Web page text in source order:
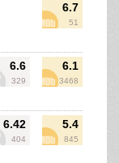
6.7
51
6.6
329
6.1
3468
6.42
404
5.4
845